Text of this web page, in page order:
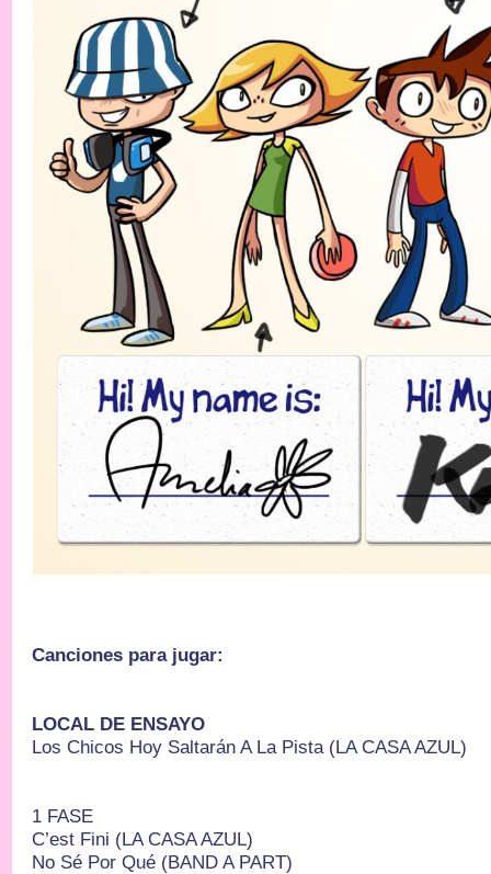
Canciones para jugar:
LOCAL DE ENSAYO
Los Chicos Hoy Saltarán A La Pista (LA CASA AZUL)
1 FASE
C’est Fini (LA CASA AZUL)
No Sé Por Qué (BAND A PART)